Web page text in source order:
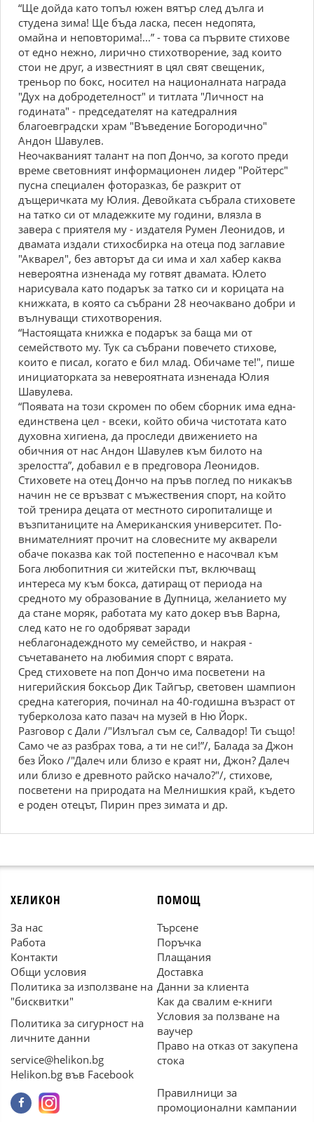
“Ще дойда като топъл южен вятър след дълга и
студена зима! Ще бъда ласка, песен недопята,
омайна и неповторима!...” - това са първите стихове
от едно нежно, лирично стихотворение, зад които
стои не друг, а известният в цял свят свещеник,
треньор по бокс, носител на националната награда
"Дух на добродетелност" и титлата "Личност на
годината" - председателят на катедралния
благоевградски храм "Въведение Богородично"
Андон Шавулев.
Неочакваният талант на поп Дончо, за когото преди
време световният информационен лидер "Ройтерс"
пусна специален фоторазказ, бе разкрит от
дъщеричката му Юлия. Девойката събрала стиховете
на татко си от младежките му години, влязла в
завера с приятеля му - издателя Румен Леонидов, и
двамата издали стихосбирка на отеца под заглавие
"Акварел", без авторът да си има и хал хабер каква
невероятна изненада му готвят двамата. Юлето
нарисувала като подарък за татко си и корицата на
книжката, в която са събрани 28 неочаквано добри и
вълнуващи стихотворения.
“Настоящата книжка е подарък за баща ми от
семейството му. Тук са събрани повечето стихове,
които е писал, когато е бил млад. Обичаме те!", пише
инициаторката за невероятната изненада Юлия
Шавулева.
“Появата на този скромен по обем сборник има една-
единствена цел - всеки, който обича чистотата като
духовна хигиена, да проследи движението на
обичния от нас Андон Шавулев към билото на
зрелостта”, добавил е в предговора Леонидов.
Стиховете на отец Дончо на пръв поглед по никакъв
начин не се връзват с мъжествения спорт, на който
той тренира децата от местното сиропиталище и
възпитаниците на Американския университет. По-
внимателният прочит на словесните му акварели
обаче показва как той постепенно е насочвал към
Бога любопитния си житейски път, включващ
интереса му към бокса, датиращ от периода на
средното му образование в Дупница, желанието му
да стане моряк, работата му като докер във Варна,
след като не го одобряват заради
неблагонадеждното му семейство, и накрая -
съчетаването на любимия спорт с вярата.
Сред стиховете на поп Дончо има посветени на
нигерийския боксьор Дик Тайгър, световен шампион
средна категория, починал на 40-годишна възраст от
туберколоза като пазач на музей в Ню Йорк.
Разговор с Дали /"Излъгал съм се, Салвадор! Ти също!
Само че аз разбрах това, а ти не си!”/, Балада за Джон
без Йоко /"Далеч или близо е краят ни, Джон? Далеч
или близо е древното райско начало?"/, стихове,
посветени на природата на Мелнишкия край, където
е роден отецът, Пирин през зимата и др.
ХЕЛИКОН
За нас
Работа
Контакти
Общи условия
Политика за използване на
"бисквитки"
Политика за сигурност на
личните данни
service@helikon.bg
Helikon.bg във Facebook
ПОМОЩ
Търсене
Поръчка
Плащания
Доставка
Данни за клиента
Как да свалим е-книги
Условия за ползване на
ваучер
Право на отказ от закупена
стока
Правилници за
промоционални кампании